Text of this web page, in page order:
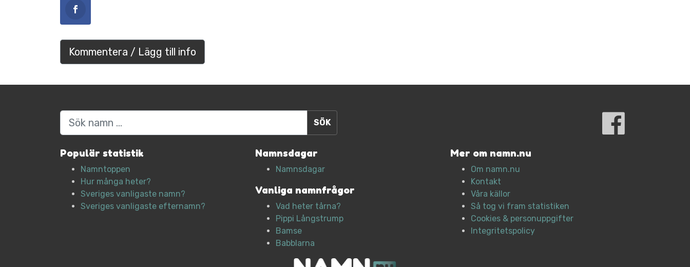
Kommentera / Lägg till info
Sök
Populär statistik
Namntoppen
Hur många heter?
Sveriges vanligaste namn?
Sveriges vanligaste efternamn?
Namnsdagar
Namnsdagar
Vanliga namnfrågor
Vad heter tårna?
Pippi Långstrump
Bamse
Babblarna
Mer om namn.nu
Om namn.nu
Kontakt
Våra källor
Så tog vi fram statistiken
Cookies & personuppgifter
Integritetspolicy